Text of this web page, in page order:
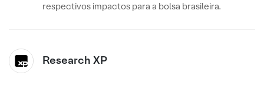
respectivos impactos para a bolsa brasileira.
Research XP